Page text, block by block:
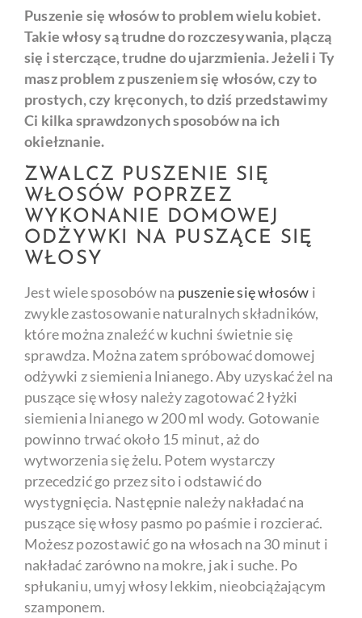
Puszenie się włosów to problem wielu kobiet.
Takie włosy są trudne do rozczesywania, plączą
się i sterczące, trudne do ujarzmienia. Jeżeli i Ty
masz problem z puszeniem się włosów, czy to
prostych, czy kręconych, to dziś przedstawimy
Ci kilka sprawdzonych sposobów na ich
okiełznanie.
ZWALCZ PUSZENIE SIĘ
WŁOSÓW POPRZEZ
WYKONANIE DOMOWEJ
ODŻYWKI NA PUSZĄCE SIĘ
WŁOSY
Jest wiele sposobów na puszenie się włosów i
zwykle zastosowanie naturalnych składników,
które można znaleźć w kuchni świetnie się
sprawdza. Można zatem spróbować domowej
odżywki z siemienia lnianego. Aby uzyskać żel na
puszące się włosy należy zagotować 2 łyżki
siemienia lnianego w 200 ml wody. Gotowanie
powinno trwać około 15 minut, aż do
wytworzenia się żelu. Potem wystarczy
przecedzić go przez sito i odstawić do
wystygnięcia. Następnie należy nakładać na
puszące się włosy pasmo po paśmie i rozcierać.
Możesz pozostawić go na włosach na 30 minut i
nakładać zarówno na mokre, jak i suche. Po
spłukaniu, umyj włosy lekkim, nieobciążającym
szamponem.